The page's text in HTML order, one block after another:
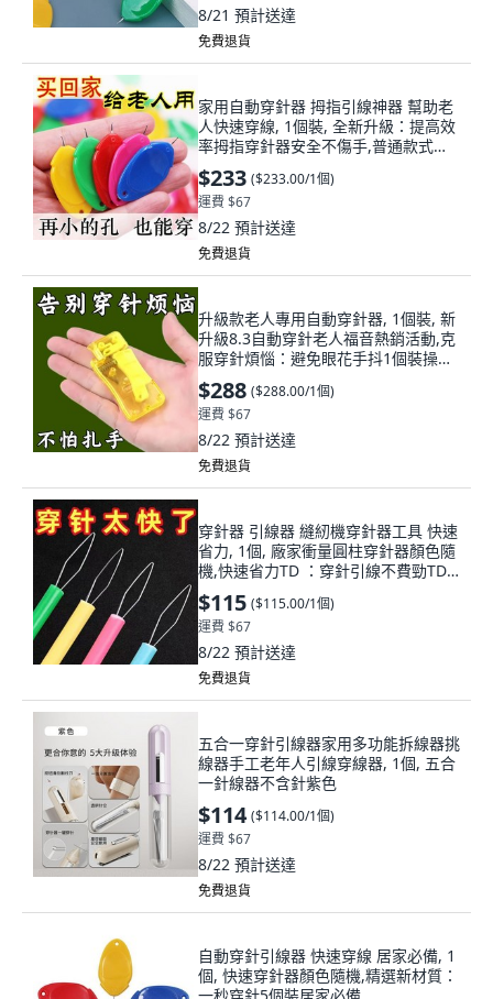
8/21 預計送達
免費退貨
家用自動穿針器 拇指引線神器 幫助老
人快速穿線, 1個裝, 全新升級：提高效
率拇指穿針器安全不傷手,普通款式：
精準無誤1個裝省時省力, N/A
$233 ($233.00/1個)
運費 $67
8/22 預計送達
免費退貨
升級款老人專用自動穿針器, 1個裝, 新
升級8.3自動穿針老人福音熱銷活動,克
服穿針煩惱：避免眼花手抖1個裝操作
簡單, N/A
$288 ($288.00/1個)
運費 $67
8/22 預計送達
免費退貨
穿針器 引線器 縫紉機穿針器工具 快速
省力, 1個, 廠家衝量圓柱穿針器顏色隨
機,快速省力TD ：穿針引線不費勁TD2
個
$115 ($115.00/1個)
運費 $67
8/22 預計送達
免費退貨
五合一穿針引線器家用多功能拆線器挑
線器手工老年人引線穿線器, 1個, 五合
一針線器不含針紫色
$114 ($114.00/1個)
運費 $67
8/22 預計送達
免費退貨
自動穿針引線器 快速穿線 居家必備, 1
個, 快速穿針器顏色隨機,精選新材質：